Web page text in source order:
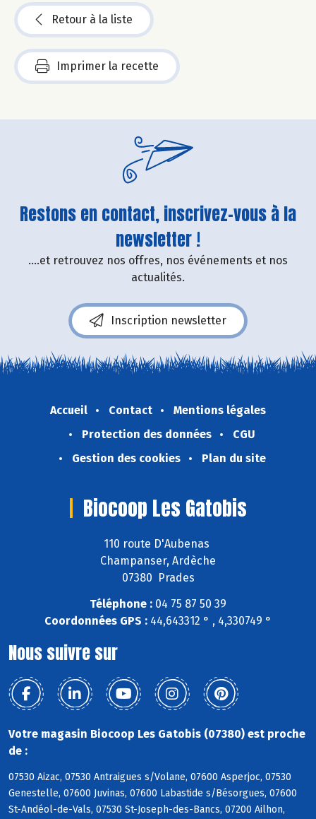
Retour à la liste
Imprimer la recette
Restons en contact, inscrivez-vous à la
newsletter !
....et retrouvez nos offres, nos événements et nos
actualités.
Inscription newsletter
Accueil Contact
Mentions légales
Protection des données
CGU
Gestion des cookies
Plan du site
Biocoop Les Gatobis
110 route D'Aubenas
Champanser, Ardèche
07380 Prades
Téléphone : 04 75 87 50 39
Coordonnées GPS : 44,643312 ° , 4,330749 °
Nous suivre sur
Votre magasin Biocoop Les Gatobis (07380) est proche
de :
07530 Aizac, 07530 Antraigues s/Volane, 07600 Asperjoc, 07530
Genestelle, 07600 Juvinas, 07600 Labastide s/Bésorgues, 07600
St-Andéol-de-Vals, 07530 St-Joseph-des-Bancs, 07200 Ailhon,